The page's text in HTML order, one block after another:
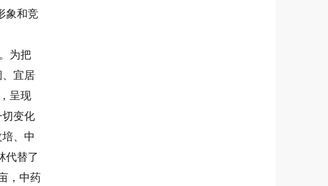
象和竞
为把
、宜居
呈现
切变化
、中
代替了
，中药